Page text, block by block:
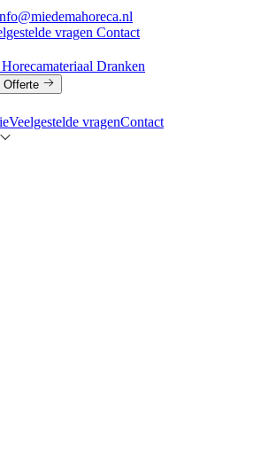
vragen Contact
Horecamateriaal Dranken
Offerte
Veelgestelde vragenContact